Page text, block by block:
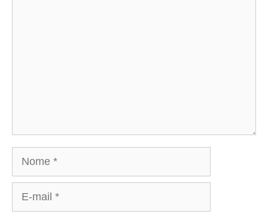
Nome
mail